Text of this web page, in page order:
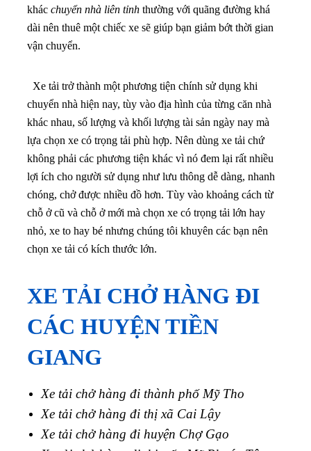
khác chuyển nhà liên tỉnh thường với quãng đường khá
dài nên thuê một chiếc xe sẽ giúp bạn giảm bớt thời gian
vận chuyển.
Xe tải trở thành một phương tiện chính sử dụng khi
chuyển nhà hiện nay, tùy vào địa hình của từng căn nhà
khác nhau, số lượng và khối lượng tài sản ngày nay mà
lựa chọn xe có trọng tải phù hợp. Nên dùng xe tải chứ
không phải các phương tiện khác vì nó đem lại rất nhiều
lợi ích cho người sử dụng như lưu thông dễ dàng, nhanh
chóng, chở được nhiều đồ hơn. Tùy vào khoảng cách từ
chỗ ở cũ và chỗ ở mới mà chọn xe có trọng tải lớn hay
nhỏ, xe to hay bé nhưng chúng tôi khuyên các bạn nên
chọn xe tải có kích thước lớn.
XE TẢI CHỞ HÀNG ĐI
CÁC HUYỆNTIỀN
GIANG
Xe tải chở hàng đi thành phố Mỹ Tho
Xe tải chở hàng đi thị xã Cai Lậy
Xe tải chở hàng đi huyện Chợ Gạo